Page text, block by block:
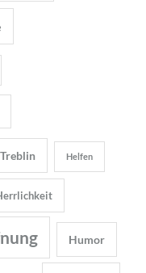
Helfen
Humor